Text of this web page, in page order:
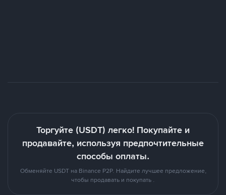
Торгуйте (USDT) легко! Покупайте и
продавайте, используя предпочтительные
способы оплаты.
Обменяйте USDT на Binance P2P. Найдите лучшее предложение,
чтобы продавать и покупать .